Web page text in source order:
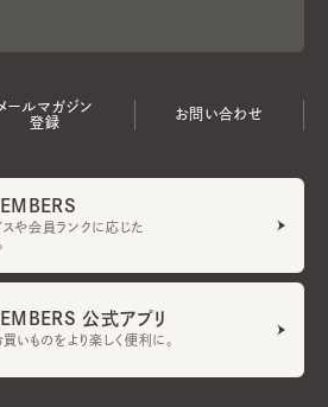
メールマガジン
登録
お問い合わせ
スや会員ランクに応じた
公式アプリ
いものをより楽しく便利に。